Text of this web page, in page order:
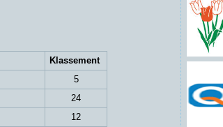
Klassement
5
24
12